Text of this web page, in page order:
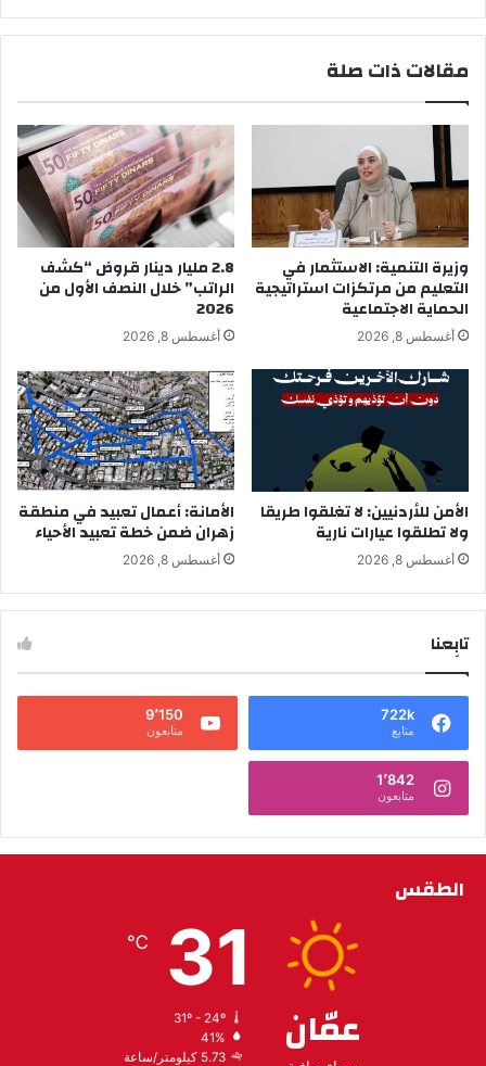
مقالات ذات صلة
وزيرة التنمية: الاستثمار في
التعليم من مرتكزات استراتيجية
الحماية الاجتماعية
أغسطس 8, 2026
2.8 مليار دينار قروض “كشف
الراتب” خلال النصف الأول من
2026
أغسطس 8, 2026
الأمن للأردنيين: لا تغلقوا طريقا
ولا تطلقوا عيارات نارية
أغسطس 8, 2026
الأمانة: أعمال تعبيد في منطقة
زهران ضمن خطة تعبيد الأحياء
أغسطس 8, 2026
تابِعنا
722k
متابع
9٬150
متابعون
1٬842
متابعون
الطقس
عمّان
31
℃
31º - 24º
41%
5.73 كيلومتر/ساعة